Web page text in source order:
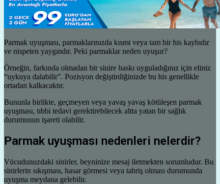
Parmak uyuşması, parmaklarınızda kısmi veya tam bir his kaybıdır
ve nispeten yaygındır. Peki parmaklar neden uyuşur?
Örneğin, farkında olmadan bir sinire baskı uyguladığınız için eliniz
“uykuya dalabilir”. Pozisyon değiştirdiğinizde bu his genellikle
ortadan kalkacaktır.
Bununla birlikte, geçmeyen veya yavaş yavaş kötüleşen parmak
uyuşması, tıbbi tedavi gerektirebilecek altta yatan bir sağlık
durumunun işareti olabilir.
Parmak uyuşması nedenleri nelerdir?
Vücudunuzdaki sinirler, beyninize mesaj iletmekten sorumludur. Bu
sinirlerin sıkışması, hasar görmesi veya tahriş olması durumunda
uyuşma meydana gelebilir.